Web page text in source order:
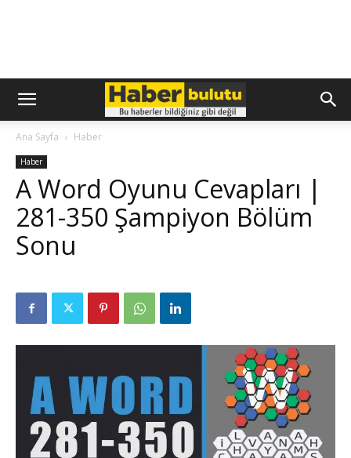
Ana Sayfa Haber
Haber
A Word Oyunu Cevapları |
281-350 Şampiyon Bölüm
Sonu